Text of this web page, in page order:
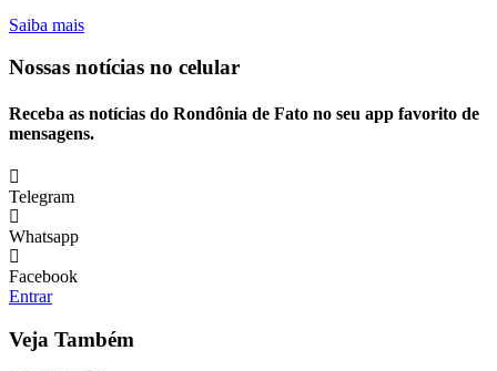
Saiba mais
Nossas notícias no celular
Receba as notícias do Rondônia de Fato no seu app favorito de
mensagens.
Telegram
Whatsapp
Facebook
Entrar
Veja Também